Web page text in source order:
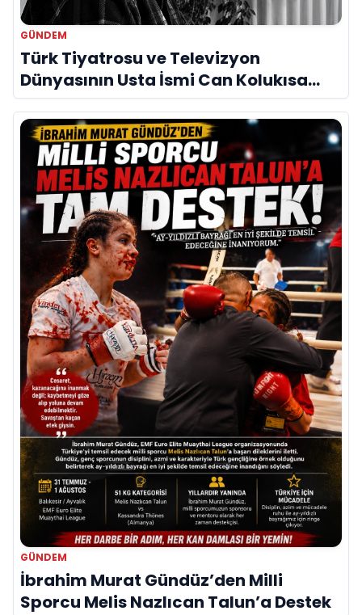
GÜNDEM
Türk Tiyatrosu ve Televizyon
Dünyasının Usta İsmi Can Kolukısa
Hayatını Kaybetti
GÜNDEM
İbrahim Murat Gündüz’den Milli
Sporcu Melis Nazlıcan Talun’a Destek